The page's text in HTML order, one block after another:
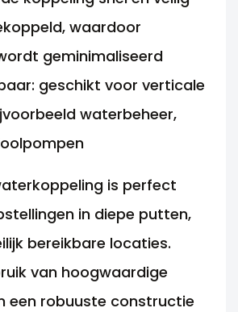
waardoor
geminimaliseerd
geschikt voor verticale
waterbeheer,
is perfect
in diepe putten,
bereikbare locaties.
van hoogwaardige
een robuuste constructie